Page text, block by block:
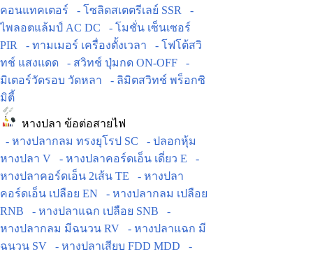
คอนแทคเตอร์
- โซลิดสเตตรีเลย์ SSR
-
ไพลอตแล้มป์ AC DC
- โมชั่น เซ็นเซอร์
PIR
- ทามเมอร์ เครื่องตั้งเวลา
- โฟโต้สวิ
ทช์ แสงแดด
- สวิทช์ ปุ่มกด ON-OFF
-
มิเตอร์วัดรอบ วัดหลา
- ลิมิตสวิทช์ พร็อกซิ
มิตี้
หางปลา ข้อต่อสายไฟ
- หางปลากลม ทรงยุโรป SC
- ปลอกหุ้ม
หางปลา V
- หางปลาคอร์ดเอ็น เดี่ยว E
-
หางปลาคอร์ดเอ็น 2เส้น TE
- หางปลา
คอร์ดเอ็น เปลือย EN
- หางปลากลม เปลือย
RNB
- หางปลาแฉก เปลือย SNB
-
หางปลากลม มีฉนวน RV
- หางปลาแฉก มี
ฉนวน SV
- หางปลาเสียบ FDD MDD
-